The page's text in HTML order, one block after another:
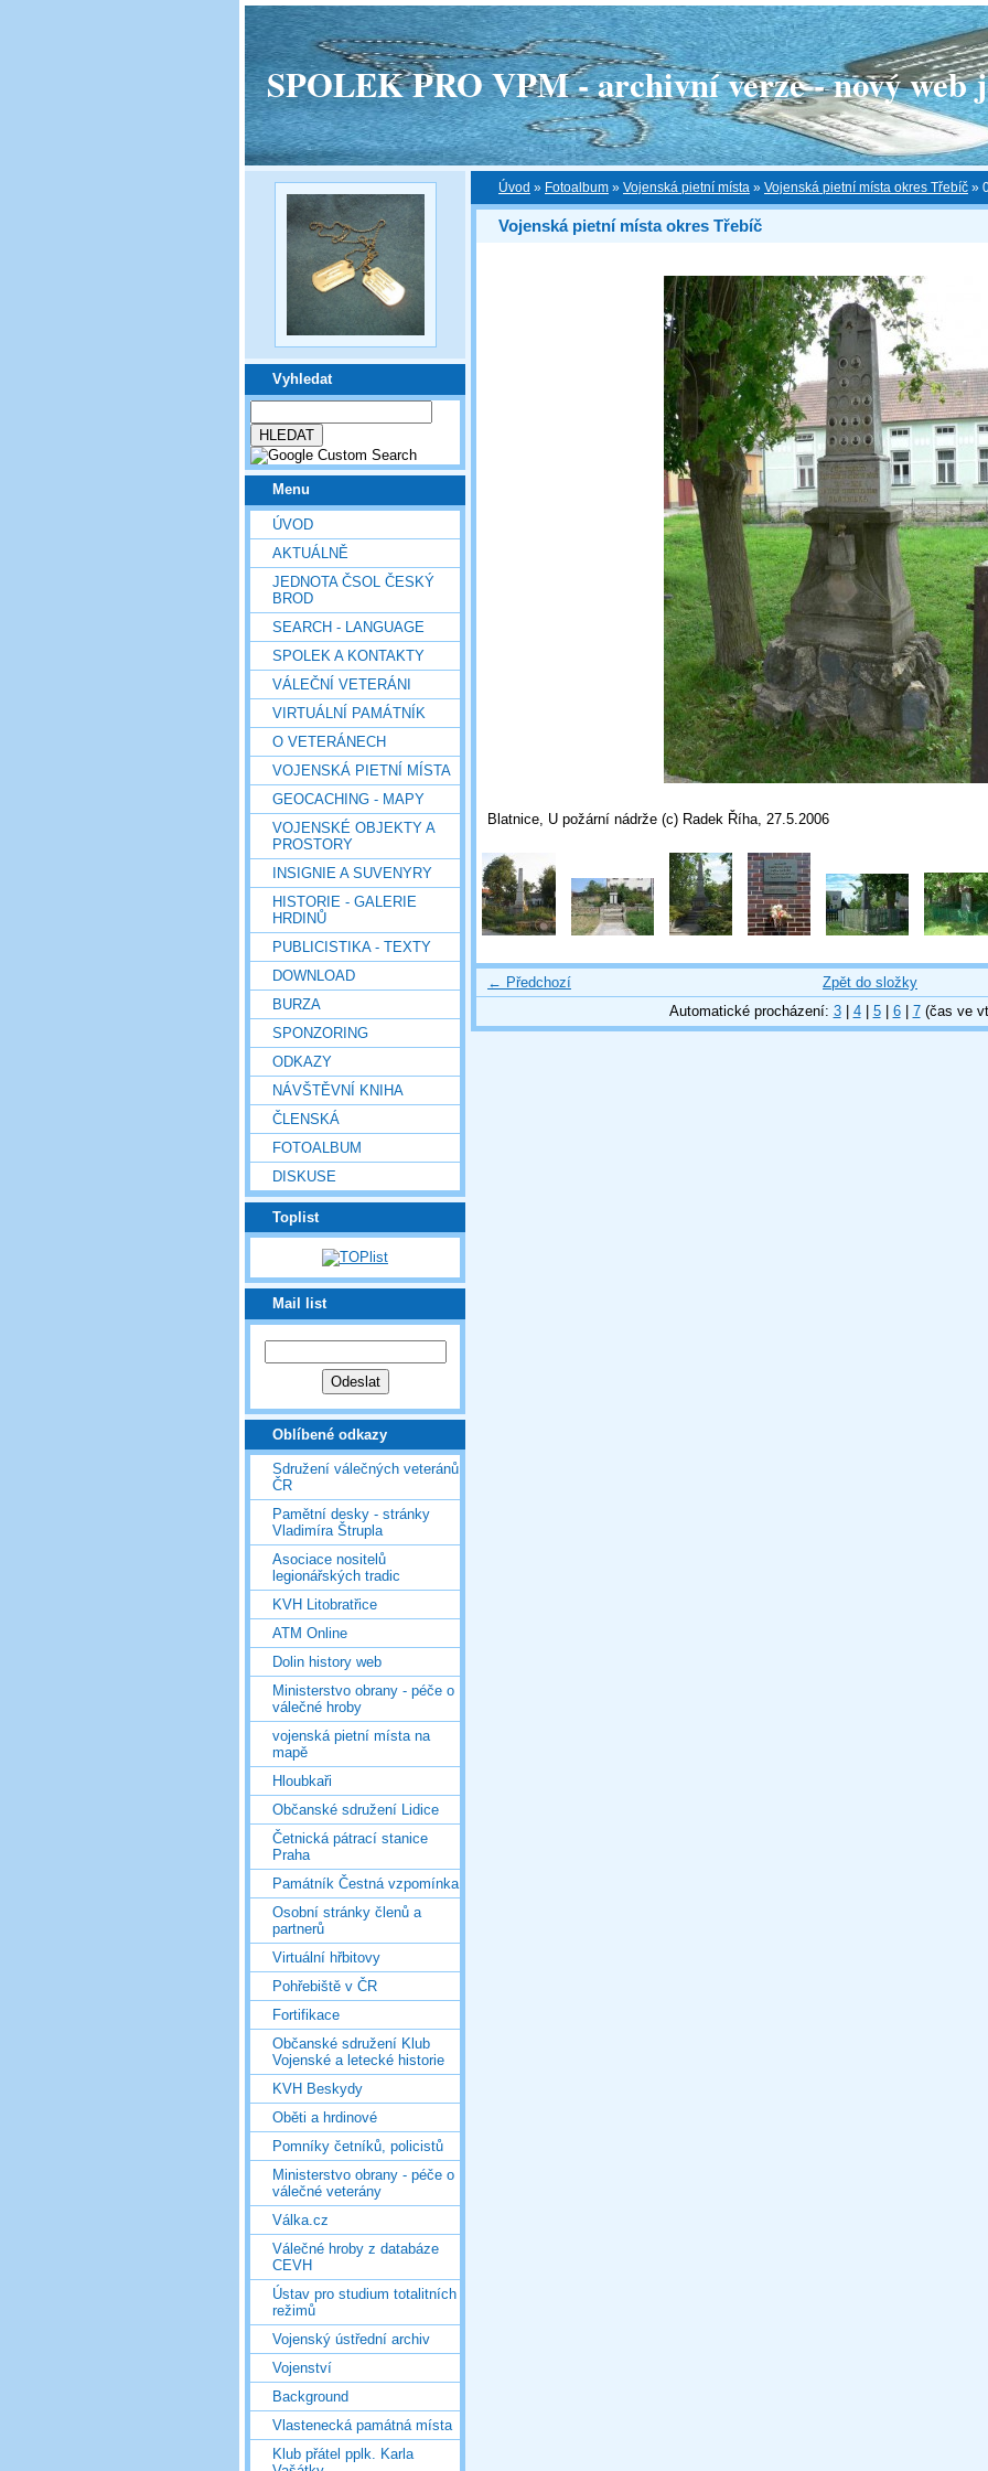
SPOLEK PRO VPM - archivní verze - nový web
Vyhledat
Menu
ÚVOD
AKTUÁLNĚ
JEDNOTA ČSOL ČESKÝ
BROD
SEARCH - LANGUAGE
SPOLEK A KONTAKTY
VÁLEČNÍ VETERÁNI
VIRTUÁLNÍ PAMÁTNÍK
O VETERÁNECH
VOJENSKÁ PIETNÍ MÍSTA
GEOCACHING - MAPY
VOJENSKÉ OBJEKTY A
PROSTORY
INSIGNIE A SUVENYRY
HISTORIE - GALERIE
HRDINŮ
PUBLICISTIKA - TEXTY
DOWNLOAD
BURZA
SPONZORING
ODKAZY
NÁVŠTĚVNÍ KNIHA
ČLENSKÁ
FOTOALBUM
DISKUSE
Toplist
Mail list
Oblíbené odkazy
Sdružení válečných veteránů
ČR
Pamětní desky - stránky
Vladimíra Štrupla
Asociace nositelů
legionářských tradic
KVH Litobratřice
ATM Online
Dolin history web
Ministerstvo obrany - péče o
válečné hroby
vojenská pietní místa na
mapě
Hloubkaři
Občanské sdružení Lidice
Četnická pátrací stanice
Praha
Památník Čestná vzpomínka
Osobní stránky členů a
partnerů
Virtuální hřbitovy
Pohřebiště v ČR
Fortifikace
Občanské sdružení Klub
Vojenské a letecké historie
KVH Beskydy
Oběti a hrdinové
Pomníky četníků, policistů
Ministerstvo obrany - péče o
válečné veterány
Válka.cz
Válečné hroby z databáze
CEVH
Ústav pro studium totalitních
režimů
Vojenský ústřední archiv
Vojenství
Background
Vlastenecká památná místa
Klub přátel pplk. Karla
Úvod » Fotoalbum » Vojenská pietní místa » Vojenská pietní místa okres Třebíč »
Vojenská pietní místa okres Třebíč
Blatnice, U požární nádrže (c) Radek Říha, 27.5.2006
← Předchozí
Zpět do složky
Automatické procházení: 3| 4| 5| 6| 7(čas ve